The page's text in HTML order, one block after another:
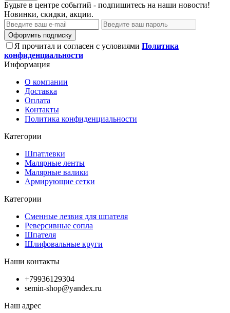
Будьте в центре событий - подпишитесь на наши новости!
Новинки, скидки, акции.
Оформить подписку
Я прочитал и согласен с условиями Политика
конфиденциальности
Информация
О компании
Доставка
Оплата
Контакты
Политика конфиденциальности
Категории
Шпатлевки
Малярные ленты
Малярные валики
Армирующие сетки
Категории
Сменные лезвия для шпателя
Реверсивные сопла
Шпателя
Шлифовальные круги
Наши контакты
+79936129304
semin-shop@yandex.ru
Наш адрес